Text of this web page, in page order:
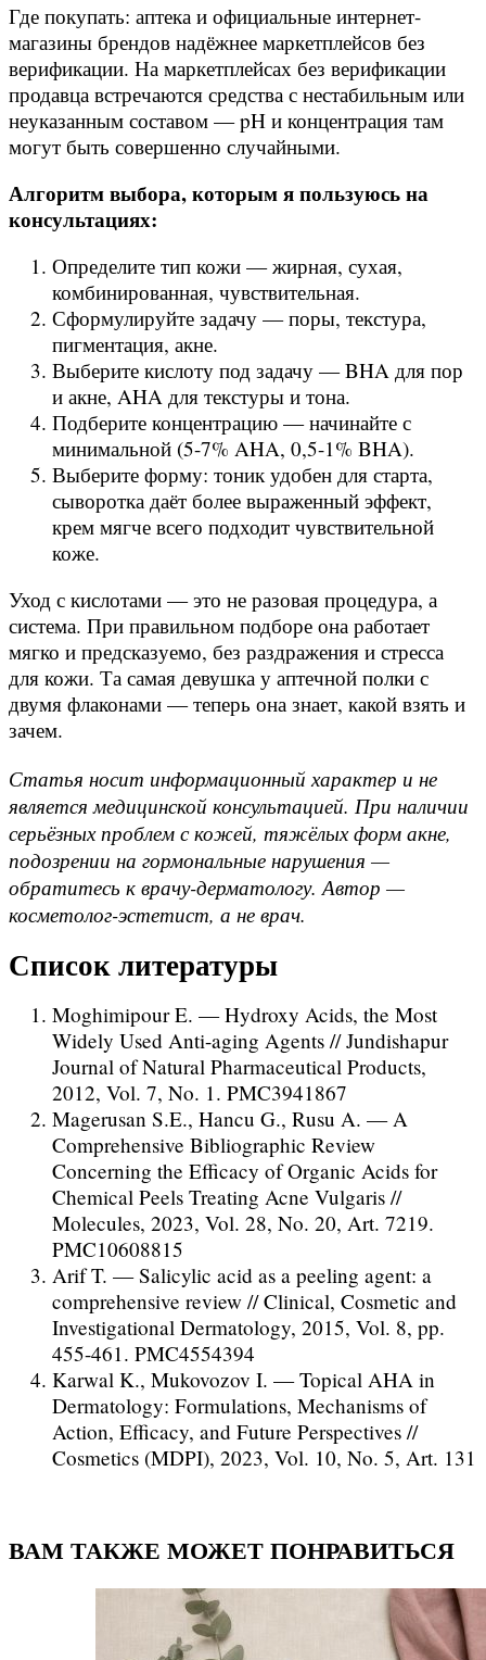
Где покупать: аптека и официальные интернет-
магазины брендов надёжнее маркетплейсов без
верификации. На маркетплейсах без верификации
продавца встречаются средства с нестабильным или
неуказанным составом — pH и концентрация там
могут быть совершенно случайными.
Алгоритм выбора, которым я пользуюсь на
консультациях:
Определите тип кожи — жирная, сухая,
комбинированная, чувствительная.
Сформулируйте задачу — поры, текстура,
пигментация, акне.
Выберите кислоту под задачу — BHA для пор
и акне, AHA для текстуры и тона.
Подберите концентрацию — начинайте с
минимальной (5-7% AHA, 0,5-1% BHA).
Выберите форму: тоник удобен для старта,
сыворотка даёт более выраженный эффект,
крем мягче всего подходит чувствительной
коже.
Уход с кислотами — это не разовая процедура, а
система. При правильном подборе она работает
мягко и предсказуемо, без раздражения и стресса
для кожи. Та самая девушка у аптечной полки с
двумя флаконами — теперь она знает, какой взять и
зачем.
Статья носит информационный характер и не
является медицинской консультацией. При наличии
серьёзных проблем с кожей, тяжёлых форм акне,
подозрении на гормональные нарушения —
обратитесь к врачу-дерматологу. Автор —
косметолог-эстетист, а не врач.
Список литературы
Moghimipour E. — Hydroxy Acids, the Most
Widely Used Anti-aging Agents // Jundishapur
Journal of Natural Pharmaceutical Products,
2012, Vol. 7, No. 1. PMC3941867
Magerusan S.E., Hancu G., Rusu A. — A
Comprehensive Bibliographic Review
Concerning the Efficacy of Organic Acids for
Chemical Peels Treating Acne Vulgaris //
Molecules, 2023, Vol. 28, No. 20, Art. 7219.
PMC10608815
Arif T. — Salicylic acid as a peeling agent: a
comprehensive review // Clinical, Cosmetic and
Investigational Dermatology, 2015, Vol. 8, pp.
455-461. PMC4554394
Karwal K., Mukovozov I. — Topical AHA in
Dermatology: Formulations, Mechanisms of
Action, Efficacy, and Future Perspectives //
Cosmetics (MDPI), 2023, Vol. 10, No. 5, Art. 131
ВАМ ТАКЖЕ МОЖЕТ ПОНРАВИТЬСЯ